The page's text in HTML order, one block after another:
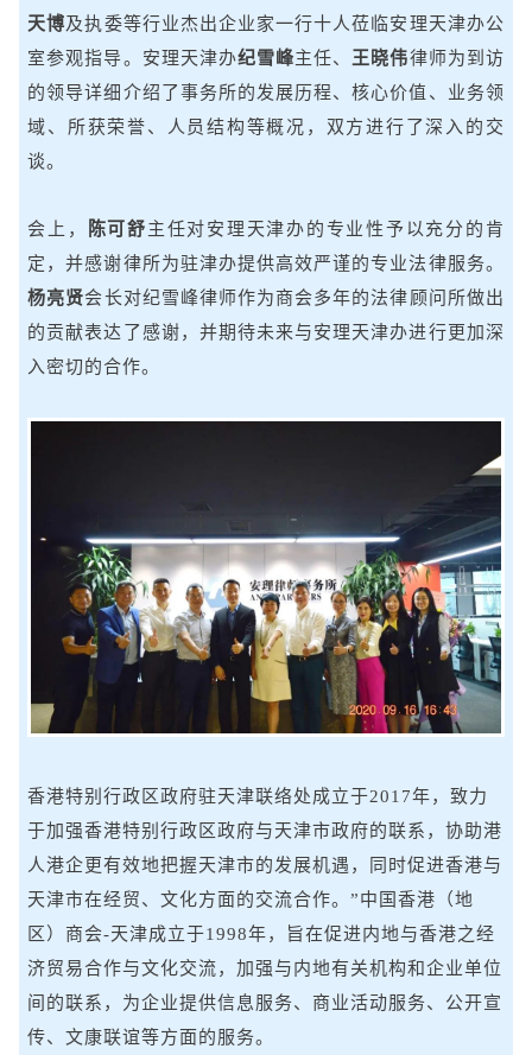
天博及执委等行业杰出企业家一行十人莅临安理天津办公
室参观指导。安理天津办纪雪峰主任、 王晓伟律师为到访
的领导详细介绍了事务所的发展历程、核心价值、业务领
域、所获荣誉、人员结构等概况，双方进行了深入的交
谈。
会上， 陈可舒主任对安理天津办的专业性予以充分的肯
定，并感谢律所为驻津办提供高效严谨的专业法律服务。
杨亮贤会长对纪雪峰律师作为商会多年的法律顾问所做出
的贡献表达了感谢，并期待未来与安理天津办进行更加深
入密切的合作。
香港特别行政区政府驻天津联络处成立于2017年，致力
于加强香港特别行政区政府与天津市政府的联系，协助港
人港企更有效地把握天津市的发展机遇，同时促进香港与
天津市在经贸、文化方面的交流合作。”中国香港（地
区）商会-天津成立于1998年，旨在促进内地与香港之经
济贸易合作与文化交流，加强与内地有关机构和企业单位
间的联系，为企业提供信息服务、商业活动服务、公开宣
传、文康联谊等方面的服务。